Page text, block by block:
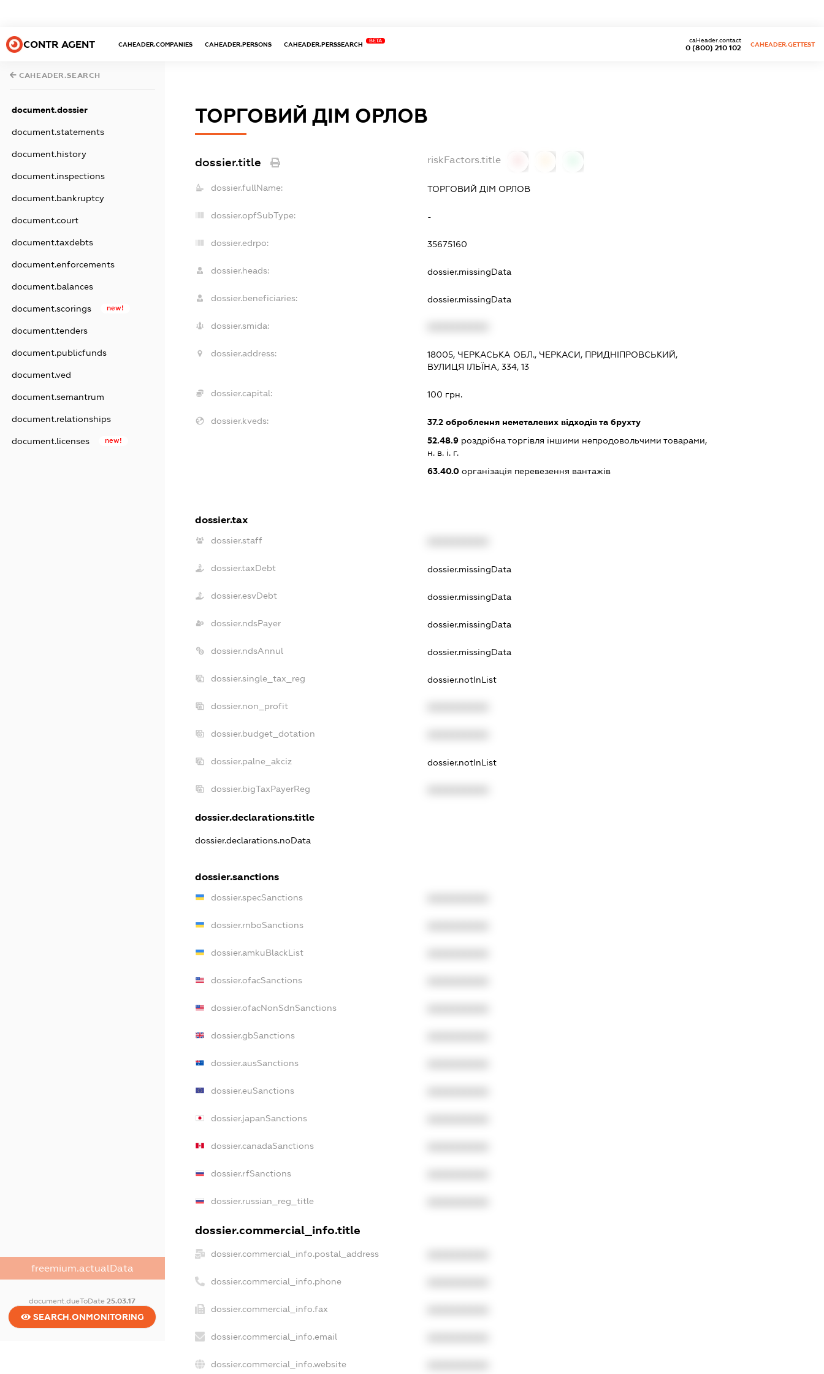
CONTR AGENT CAHEADER.COMPANIES CAHEADER.PERSONS CAHEADER.PERSSEARCH
BETA
0 (800) 210 102
caHeader.contact
CAHEADER.GETTEST
CAHEADER.SEARCH
document.dossier
document.statements
document.history
document.inspections
document.bankruptcy
document.court
document.taxdebts
document.enforcements
document.balances
document.scorings new!
document.tenders
document.publicfunds
document.ved
document.semantrum
document.relationships
document.licenses new!
freemium.actualData
document.dueToDate25.03.17
SEARCH.ONMONITORING
ТОРГОВИЙ ДІМ ОРЛОВ
dossier.title riskFactors.title
dossier.fullName: ТОРГОВИЙ ДІМ ОРЛОВ
dossier.opfSubType: -
dossier.edrpo: 35675160
dossier.heads: dossier.missingData
dossier.beneficiaries: dossier.missingData
dossier.smida:
dossier.address:
18005, ЧЕРКАСЬКА ОБЛ., ЧЕРКАСИ, ПРИДНІПРОВСЬКИЙ,
ВУЛИЦЯ ІЛЬЇНА, 334, 13
dossier.capital: 100 грн.
dossier.kveds: 37.2 оброблення неметалевих відходів та брухту
52.48.9 роздрібна торгівля іншими непродовольчими товарами,
н. в. і. г.
63.40.0 організація перевезення вантажів
dossier.tax
dossier.staff
dossier.taxDebt dossier.missingData
dossier.esvDebt dossier.missingData
dossier.ndsPayer dossier.missingData
dossier.ndsAnnul dossier.missingData
dossier.single_tax_reg dossier.notInList
dossier.non_profit
dossier.budget_dotation
dossier.palne_akciz dossier.notInList
dossier.bigTaxPayerReg
dossier.declarations.title
dossier.declarations.noData
dossier.sanctions
dossier.specSanctions
dossier.rnboSanctions
dossier.amkuBlackList
dossier.ofacSanctions
dossier.ofacNonSdnSanctions
dossier.gbSanctions
dossier.ausSanctions
dossier.euSanctions
dossier.japanSanctions
dossier.canadaSanctions
dossier.rfSanctions
dossier.russian_reg_title
dossier.commercial_info.title
dossier.commercial_info.postal_address
dossier.commercial_info.phone
dossier.commercial_info.fax
dossier.commercial_info.email
dossier.commercial_info.website